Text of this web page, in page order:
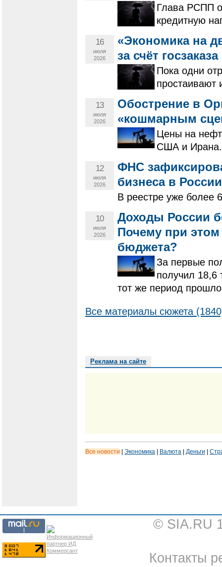
Глава РСПП
кредитную
16
июля
2026
«Экономика на
за счёт
Пока одни
простаивают
13
июля
2026
Обострение в
«кошмарным
Цены на
США и Ирана.
12
июля
2026
ФНС
бизнеса в России
В реестре уже более
10
июля
2026
Доходы России
Почему при
бюджета?
За первые
получил 18,6
тот же период
Все материалы сюжета
Реклама на сайте
Все новости Экономика Валюта Деньги
© SIA.RU
Контакты